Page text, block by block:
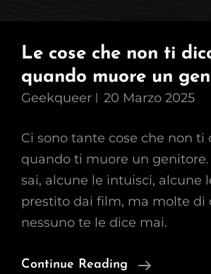
Le cose che non ti
quando muore un
Geekqueer 20 Marzo 2025
Ci sono tante cose che non ti
quando ti muore un
sai, alcune le intuisci, alcune
prestito dai film, ma molte di
nessuno te le dice mai.
Continue Reading
Le